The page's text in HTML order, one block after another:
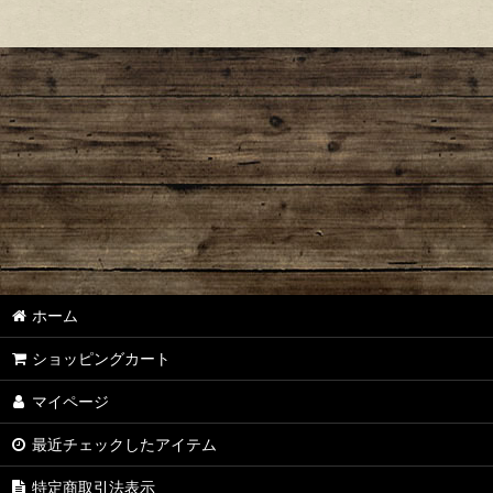
ホーム
ショッピングカート
マイページ
最近チェックしたアイテム
特定商取引法表示